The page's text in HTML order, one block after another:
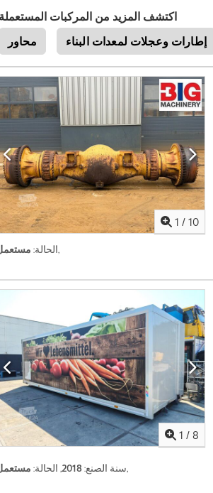
اكتشف المزيد من المركبات المستعملة
محاور
إطارات وعجلات لمعدات البناء
1 / 10
الحالة:,
1 / 8
سنة الصنع:2018, الحالة: ,